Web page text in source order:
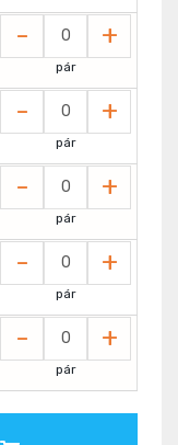
- +
pár
- +
pár
- +
pár
- +
pár
- +
pár